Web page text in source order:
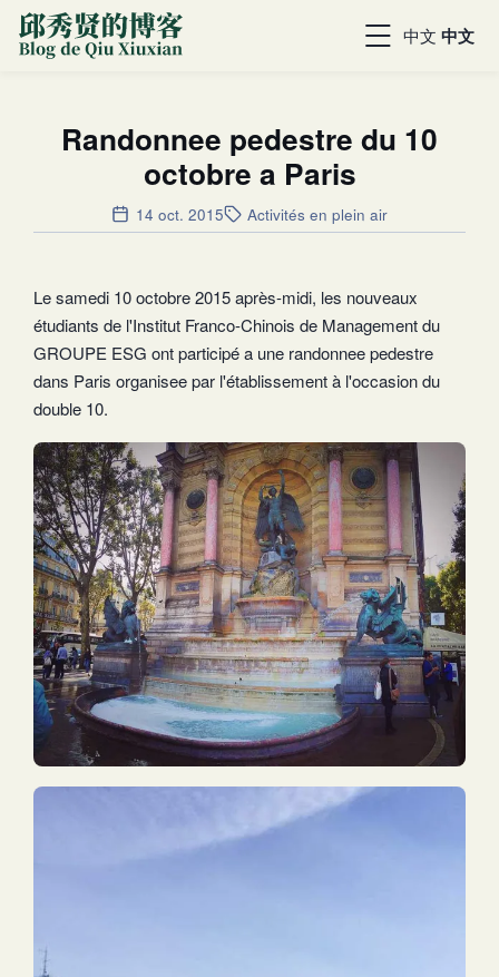
中文 中文
Randonnee pedestre du 10
octobre a Paris
14 oct. 2015 Activités en plein air
Le samedi 10 octobre 2015 après-midi, les nouveaux
étudiants de l'Institut Franco-Chinois de Management du
GROUPE ESG ont participé a une randonnee pedestre
dans Paris organisee par l'établissement à l'occasion du
double 10.